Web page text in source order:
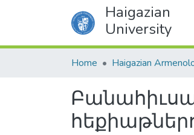
Haigazian
University
Home